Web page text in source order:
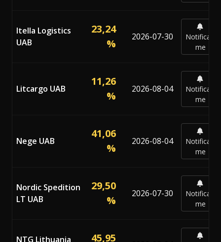
Itella Logistics
UAB
23,24
%
2026-07-30
Notificar-
me
Litcargo UAB
11,26
%
2026-08-04
Notificar-
me
Nege UAB
41,06
%
2026-08-04
Notificar-
me
Nordic Spedition
LT UAB
29,50
%
2026-07-30
Notificar-
me
NTG Lithuania
45,95